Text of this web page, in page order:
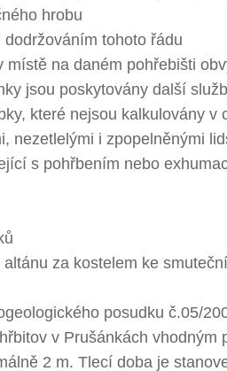
hrobu
tohoto řádu
na daném pohřebišti
jsou poskytovány další
které nejsou kalkulovány v
nezetlelými i zpopelněnými
s pohřbením nebo
za kostelem ke
posudku č.05/
v Prušánkách
2 m. Tlecí doba je